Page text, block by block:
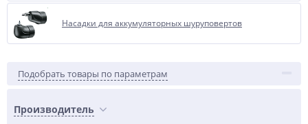
Насадки для аккумуляторных шуруповертов
Подобрать товары по параметрам
Производитель